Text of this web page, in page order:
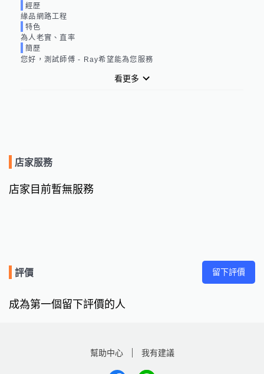
經歷
緣品網路工程
特色
為人老實、直率
簡歷
您好，測試師傅 - Ray希望能為您服務
看更多
店家服務
店家目前暫無服務
評價 留下評價
成為第一個留下評價的人
幫助中心 我有建議